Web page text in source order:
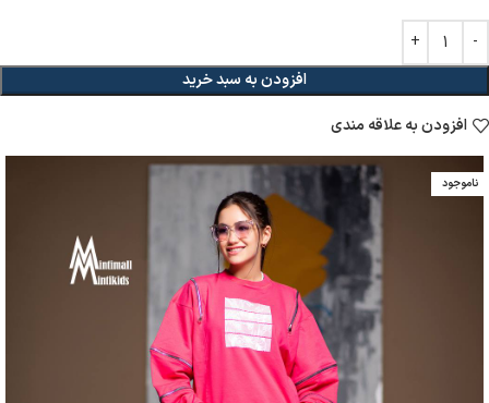
افزودن به سبد خرید
افزودن به علاقه مندی
ناموجود